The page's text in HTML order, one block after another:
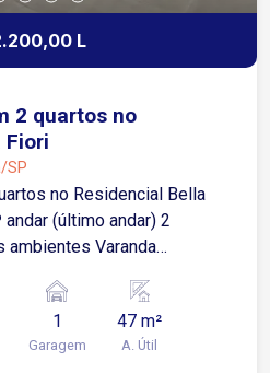
L
2 quartos no
Fiori
SP
no Residencial Bella
(último andar) 2
ambientes Varanda
Banheiro social 1
excelente
1
Garagem
47 m²
A. Útil